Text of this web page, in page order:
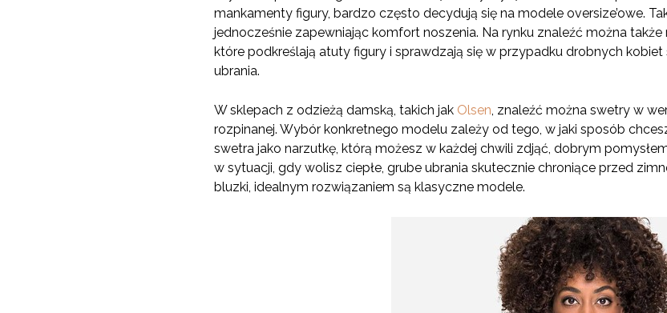
mankamenty figury, bardzo często decydują się na modele oversize’owe.
jednocześnie zapewniając komfort noszenia. Na rynku znaleźć można
które podkreślają atuty figury i sprawdzają się w przypadku drobnych
ubrania.
W sklepach z odzieżą damską, takich jak Olsen , znaleźć można swetry w
rozpinanej. Wybór konkretnego modelu zależy od tego, w jaki sposób
swetra jako narzutkę, którą możesz w każdej chwili zdjąć, dobrym
w sytuacji, gdy wolisz ciepłe, grube ubrania skutecznie chroniące przed
bluzki, idealnym rozwiązaniem są klasyczne modele.